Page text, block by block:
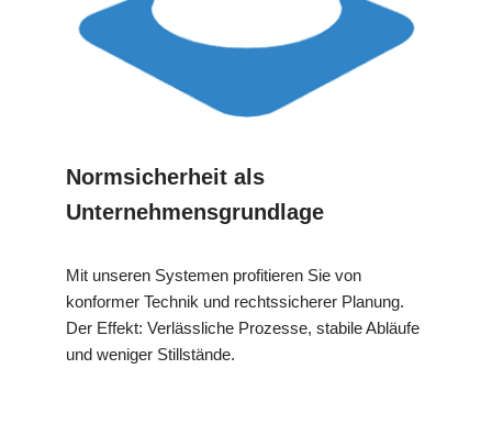
Normsicherheit als
Unternehmensgrundlage
Mit unseren Systemen profitieren Sie von
konformer Technik und rechtssicherer Planung.
Der Effekt: Verlässliche Prozesse, stabile Abläufe
und weniger Stillstände.